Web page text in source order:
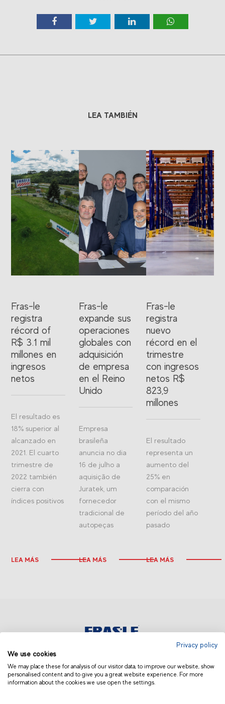
LEA TAMBIÉN
Fras-le
registra
récord of
R$ 3.1 mil
millones en
ingresos
netos
El resultado es
18% superior al
alcanzado en
2021. El cuarto
trimestre de
2022 también
cierra con
índices positivos
LEA MÁS
Fras-le
expande sus
operaciones
globales con
adquisición
de empresa
en el Reino
Unido
Empresa
brasileña
anuncia no dia
16 de julho a
aquisição de
Juratek, um
fornecedor
tradicional de
autopeças
LEA MÁS
Fras-le
registra
nuevo
récord en el
trimestre
con ingresos
netos R$
823,9
millones
El resultado
representa un
aumento del
25% en
comparación
con el mismo
período del año
pasado
LEA MÁS
ARGENTINA Y URUGUAY
Privacy policy
We use cookies
We may place these for analysis of our visitor data, to improve our website, show
personalised content and to give you a great website experience. For more
information about the cookies we use open the settings.